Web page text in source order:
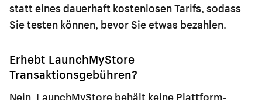
statt eines dauerhaft kostenlosen Tarifs, sodass
Sie testen können, bevor Sie etwas bezahlen.
Erhebt LaunchMyStore
Transaktionsgebühren?
Nein. LaunchMyStore behält keine Plattform-